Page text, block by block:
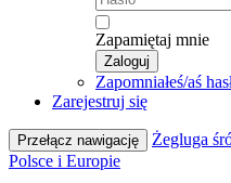
Zapamiętaj mnie
Zaloguj
Zapomniałeś/aś
Zarejestruj się
Przełącz nawigację
Żegluga
Polsce i Europie